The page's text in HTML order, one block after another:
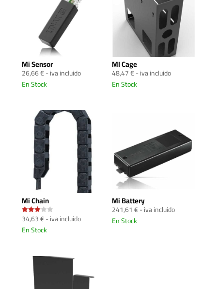
Mi Sensor
26,66€- iva incluido
En Stock
MI Cage
48,47€- iva incluido
En Stock
Mi Chain
Valorad
o con
3.00
34,63€- iva incluido
En Stock
Mi Battery
241,61€- iva incluido
En Stock